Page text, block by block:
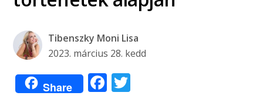
Tibenszky Moni Lisa
2023. március 28. kedd
Share Facebook